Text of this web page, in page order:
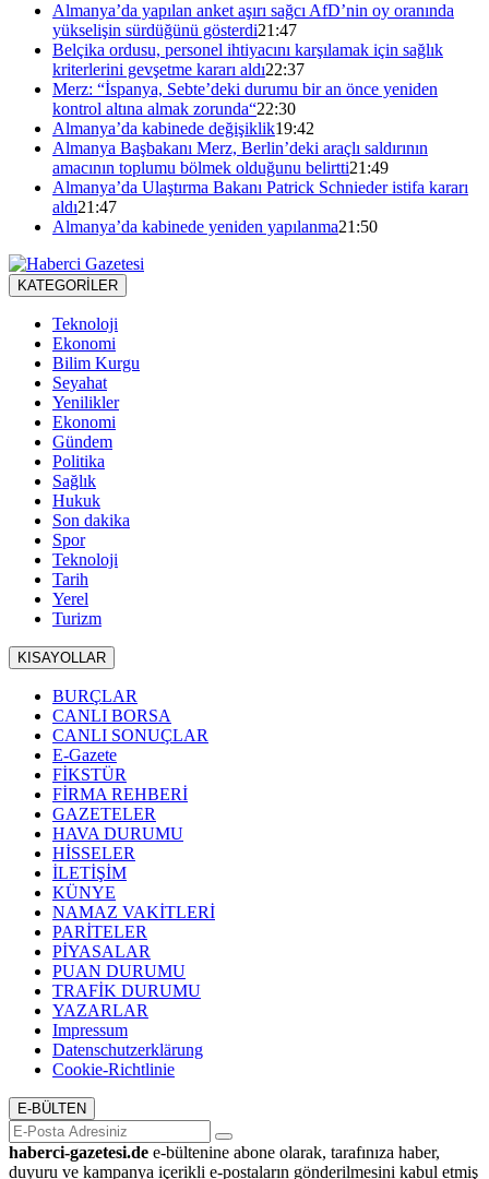
Almanya’da yapılan anket aşırı sağcı AfD’nin oy oranında
yükselişin sürdüğünü gösterdi21:47
Belçika ordusu, personel ihtiyacını karşılamak için sağlık
kriterlerini gevşetme kararı aldı22:37
Merz: “İspanya, Sebte’deki durumu bir an önce yeniden
kontrol altına almak zorunda“22:30
Almanya’da kabinede değişiklik19:42
Almanya Başbakanı Merz, Berlin’deki araçlı saldırının
amacının toplumu bölmek olduğunu belirtti21:49
Almanya’da Ulaştırma Bakanı Patrick Schnieder istifa kararı
aldı21:47
Almanya’da kabinede yeniden yapılanma21:50
KATEGORİLER
Teknoloji
Ekonomi
Bilim Kurgu
Seyahat
Yenilikler
Ekonomi
Gündem
Politika
Sağlık
Hukuk
Son dakika
Spor
Teknoloji
Tarih
Yerel
Turizm
KISAYOLLAR
BURÇLAR
CANLI BORSA
CANLI SONUÇLAR
E-Gazete
FİKSTÜR
FİRMA REHBERİ
GAZETELER
HAVA DURUMU
HİSSELER
İLETİŞİM
KÜNYE
NAMAZ VAKİTLERİ
PARİTELER
PİYASALAR
PUAN DURUMU
TRAFİK DURUMU
YAZARLAR
Impressum
Datenschutzerklärung
Cookie-Richtlinie
E-BÜLTEN
haberci-gazetesi.de e-bültenine abone olarak, tarafınıza haber,
duyuru ve kampanya içerikli e-postaların gönderilmesini kabul etmiş